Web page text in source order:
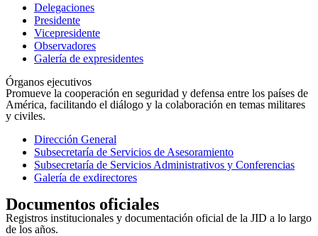
Delegaciones
Presidente
Vicepresidente
Observadores
Galería de expresidentes
Órganos ejecutivos
Promueve la cooperación en seguridad y defensa entre los países de
América, facilitando el diálogo y la colaboración en temas militares
y civiles.
Dirección General
Subsecretaría de Servicios de Asesoramiento
Subsecretaría de Servicios Administrativos y Conferencias
Galería de exdirectores
Documentos oficiales
Registros institucionales y documentación oficial de la JID a lo largo
de los años.